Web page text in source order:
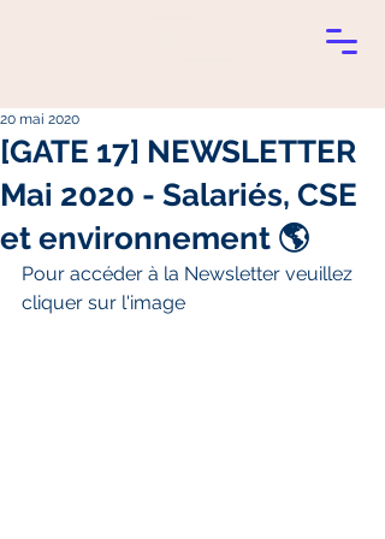
[GATE 17] NEWSLETTER
Mai 2020 - Salariés, CSE
et environnement 🌎
20 mai 2020
Pour accéder à la Newsletter veuillez
cliquer sur l'image